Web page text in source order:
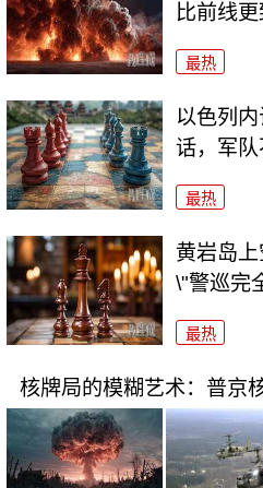
比前线
最热
以色列
话，军
最热
黄岩岛
\"警巡完
最热
核牌局的模糊艺术：普京